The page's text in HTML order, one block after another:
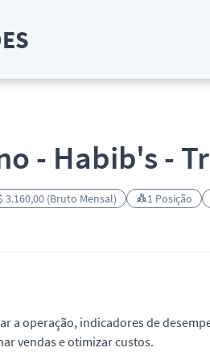
- Habib's -
3.160,00 (Bruto Mensal) 1 Posição
a operação, indicadores de
vendas e otimizar custos.